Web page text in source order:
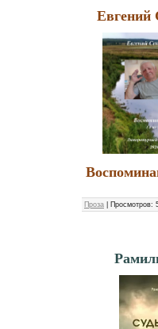
Евгений
Проза Просмотров: